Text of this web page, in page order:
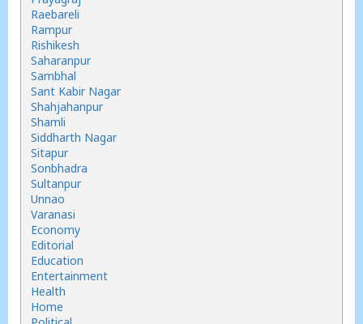
Raebareli
Rampur
Rishikesh
Saharanpur
Sambhal
Sant Kabir Nagar
Shahjahanpur
Shamli
Siddharth Nagar
Sitapur
Sonbhadra
Sultanpur
Unnao
Varanasi
Economy
Editorial
Education
Entertainment
Health
Home